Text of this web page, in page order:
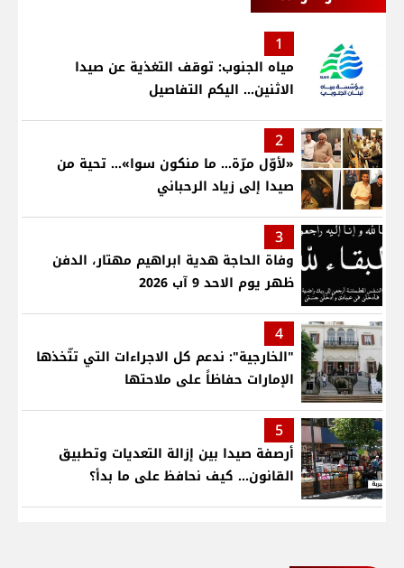
1
مياه الجنوب: توقف التغذية عن صيدا
الاثنين... اليكم التفاصيل
2
«لأوّل مرّة… ما منكون سوا»… تحية من
صيدا إلى زياد الرحباني
3
وفاة الحاجة هدية ابراهيم مهتار، الدفن
ظهر يوم الاحد 9 آب 2026
4
"الخارجية": ندعم كل الاجراءات التي تتّخذها
الإمارات حفاظاً على ملاحتها
5
أرصفة صيدا بين إزالة التعديات وتطبيق
القانون... كيف نحافظ على ما بدأ؟